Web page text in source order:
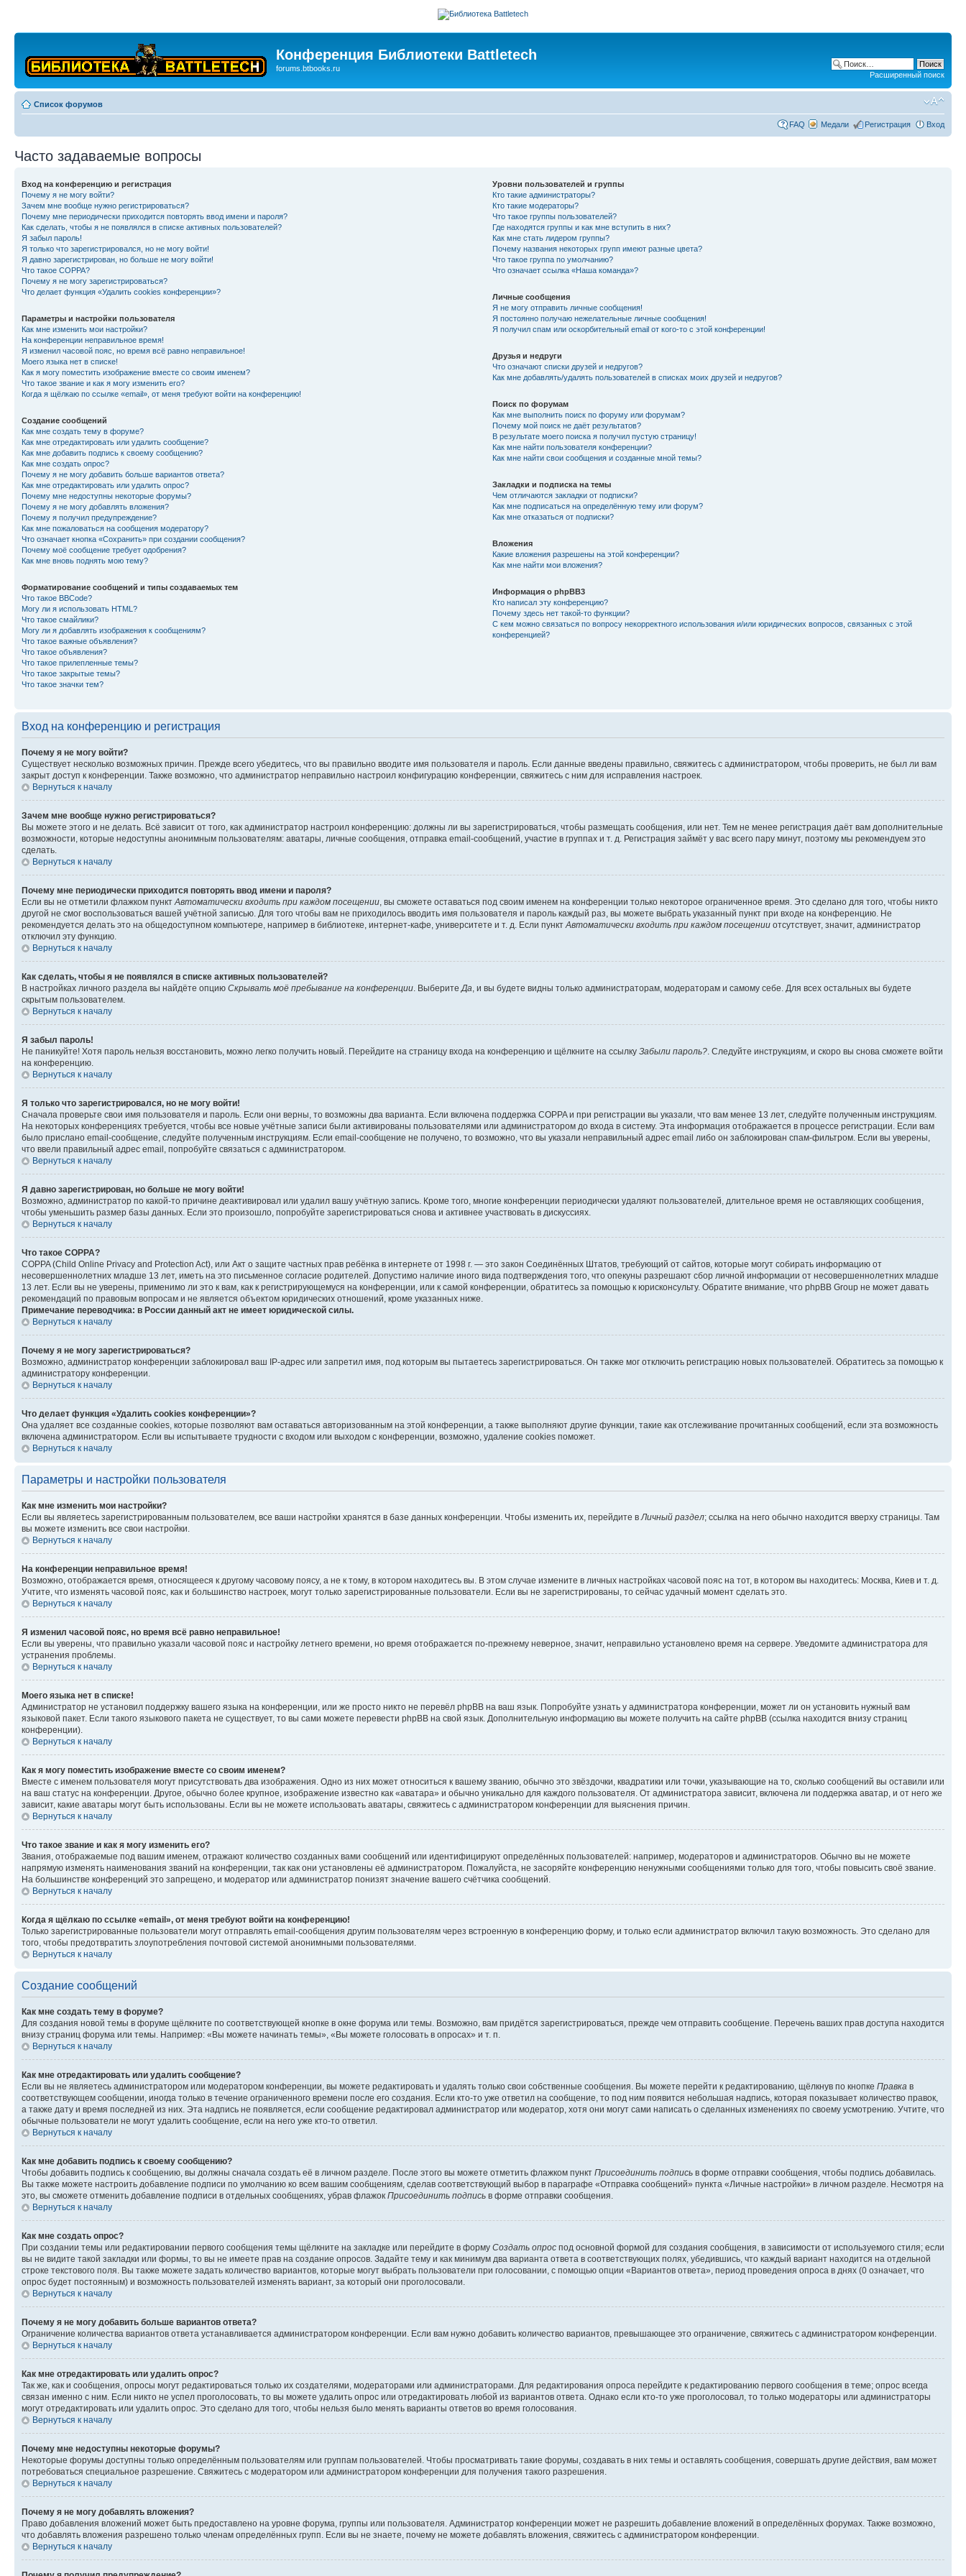
Конференция Библиотеки Battletech
forums.btbooks.ru
Расширенный поиск
Список форумов
FAQ Медали Регистрация Вход
Часто задаваемые вопросы
Вход на конференцию и регистрация
Почему я не могу войти?
Зачем мне вообще нужно регистрироваться?
Почему мне периодически приходится повторять ввод имени и пароля?
Как сделать, чтобы я не появлялся в списке активных пользователей?
Я забыл пароль!
Я только что зарегистрировался, но не могу войти!
Я давно зарегистрирован, но больше не могу войти!
Что такое COPPA?
Почему я не могу зарегистрироваться?
Что делает функция «Удалить cookies конференции»?
Параметры и настройки пользователя
Как мне изменить мои настройки?
На конференции неправильное время!
Я изменил часовой пояс, но время всё равно неправильное!
Моего языка нет в списке!
Как я могу поместить изображение вместе со своим именем?
Что такое звание и как я могу изменить его?
Когда я щёлкаю по ссылке «email», от меня требуют войти на конференцию!
Создание сообщений
Как мне создать тему в форуме?
Как мне отредактировать или удалить сообщение?
Как мне добавить подпись к своему сообщению?
Как мне создать опрос?
Почему я не могу добавить больше вариантов ответа?
Как мне отредактировать или удалить опрос?
Почему мне недоступны некоторые форумы?
Почему я не могу добавлять вложения?
Почему я получил предупреждение?
Как мне пожаловаться на сообщения модератору?
Что означает кнопка «Сохранить» при создании сообщения?
Почему моё сообщение требует одобрения?
Как мне вновь поднять мою тему?
Форматирование сообщений и типы создаваемых тем
Что такое BBCode?
Могу ли я использовать HTML?
Что такое смайлики?
Могу ли я добавлять изображения к сообщениям?
Что такое важные объявления?
Что такое объявления?
Что такое прилепленные темы?
Что такое закрытые темы?
Что такое значки тем?
Уровни пользователей и группы
Кто такие администраторы?
Кто такие модераторы?
Что такое группы пользователей?
Где находятся группы и как мне вступить в них?
Как мне стать лидером группы?
Почему названия некоторых групп имеют разные цвета?
Что такое группа по умолчанию?
Что означает ссылка «Наша команда»?
Личные сообщения
Я не могу отправить личные сообщения!
Я постоянно получаю нежелательные личные сообщения!
Я получил спам или оскорбительный email от кого-то с этой конференции!
Друзья и недруги
Что означают списки друзей и недругов?
Как мне добавлять/удалять пользователей в списках моих друзей и недругов?
Поиск по форумам
Как мне выполнить поиск по форуму или форумам?
Почему мой поиск не даёт результатов?
В результате моего поиска я получил пустую страницу!
Как мне найти пользователя конференции?
Как мне найти свои сообщения и созданные мной темы?
Закладки и подписка на темы
Чем отличаются закладки от подписки?
Как мне подписаться на определённую тему или форум?
Как мне отказаться от подписки?
Вложения
Какие вложения разрешены на этой конференции?
Как мне найти мои вложения?
Информация о phpBB3
Кто написал эту конференцию?
Почему здесь нет такой-то функции?
С кем можно связаться по вопросу некорректного использования и/или юридических вопросов, связанных с этой
конференцией?
Вход на конференцию и регистрация
Почему я не могу войти?
Существует несколько возможных причин. Прежде всего убедитесь, что вы правильно вводите имя пользователя и пароль. Если данные введены правильно, свяжитесь с администратором, чтобы проверить, не был ли вам
закрыт доступ к конференции. Также возможно, что администратор неправильно настроил конфигурацию конференции, свяжитесь с ним для исправления настроек.
Вернуться к началу
Зачем мне вообще нужно регистрироваться?
Вы можете этого и не делать. Всё зависит от того, как администратор настроил конференцию: должны ли вы зарегистрироваться, чтобы размещать сообщения, или нет. Тем не менее регистрация даёт вам дополнительные
возможности, которые недоступны анонимным пользователям: аватары, личные сообщения, отправка email-сообщений, участие в группах и т. д. Регистрация займёт у вас всего пару минут, поэтому мы рекомендуем это
сделать.
Вернуться к началу
Почему мне периодически приходится повторять ввод имени и пароля?
Если вы не отметили флажком пунктАвтоматически входить при каждом посещении, вы сможете оставаться под своим именем на конференции только некоторое ограниченное время. Это сделано для того, чтобы никто
другой не смог воспользоваться вашей учётной записью. Для того чтобы вам не приходилось вводить имя пользователя и пароль каждый раз, вы можете выбрать указанный пункт при входе на конференцию. Не
рекомендуется делать это на общедоступном компьютере, например в библиотеке, интернет-кафе, университете и т. д. Если пунктАвтоматически входить при каждом посещении отсутствует, значит, администратор
отключил эту функцию.
Вернуться к началу
Как сделать, чтобы я не появлялся в списке активных пользователей?
В настройках личного раздела вы найдёте опцию Скрывать моё пребывание на конференции. ВыберитеДа, и вы будете видны только администраторам, модераторам и самому себе. Для всех остальных вы будете
скрытым пользователем.
Вернуться к началу
Я забыл пароль!
Не паникуйте! Хотя пароль нельзя восстановить, можно легко получить новый. Перейдите на страницу входа на конференцию и щёлкните на ссылку Забыли пароль?. Следуйте инструкциям, и скоро вы снова сможете войти
на конференцию.
Вернуться к началу
Я только что зарегистрировался, но не могу войти!
Сначала проверьте свои имя пользователя и пароль. Если они верны, то возможны два варианта. Если включена поддержка COPPA и при регистрации вы указали, что вам менее 13 лет, следуйте полученным инструкциям.
На некоторых конференциях требуется, чтобы все новые учётные записи были активированы пользователями или администратором до входа в систему. Эта информация отображается в процессе регистрации. Если вам
было прислано email-сообщение, следуйте полученным инструкциям. Если email-сообщение не получено, то возможно, что вы указали неправильный адрес email либо он заблокирован спам-фильтром. Если вы уверены,
что ввели правильный адрес email, попробуйте связаться с администратором.
Вернуться к началу
Я давно зарегистрирован, но больше не могу войти!
Возможно, администратор по какой-то причине деактивировал или удалил вашу учётную запись. Кроме того, многие конференции периодически удаляют пользователей, длительное время не оставляющих сообщения,
чтобы уменьшить размер базы данных. Если это произошло, попробуйте зарегистрироваться снова и активнее участвовать в дискуссиях.
Вернуться к началу
Что такое COPPA?
COPPA (Child Online Privacy and Protection Act), или Акт о защите частных прав ребёнка в интернете от 1998 г. — это закон Соединённых Штатов, требующий от сайтов, которые могут собирать информацию от
несовершеннолетних младше 13 лет, иметь на это письменное согласие родителей. Допустимо наличие иного вида подтверждения того, что опекуны разрешают сбор личной информации от несовершеннолетних младше
13 лет. Если вы не уверены, применимо ли это к вам, как к регистрирующемуся на конференции, или к самой конференции, обратитесь за помощью к юрисконсульту. Обратите внимание, что phpBB Group не может давать
рекомендаций по правовым вопросам и не является объектом юридических отношений, кроме указанных ниже.
Примечание переводчика: в России данный акт не имеет юридической силы.
Вернуться к началу
Почему я не могу зарегистрироваться?
Возможно, администратор конференции заблокировал ваш IP-адрес или запретил имя, под которым вы пытаетесь зарегистрироваться. Он также мог отключить регистрацию новых пользователей. Обратитесь за помощью к
администратору конференции.
Вернуться к началу
Что делает функция «Удалить cookies конференции»?
Она удаляет все созданные cookies, которые позволяют вам оставаться авторизованным на этой конференции, а также выполняют другие функции, такие как отслеживание прочитанных сообщений, если эта возможность
включена администратором. Если вы испытываете трудности с входом или выходом с конференции, возможно, удаление cookies поможет.
Вернуться к началу
Параметры и настройки пользователя
Как мне изменить мои настройки?
Если вы являетесь зарегистрированным пользователем, все ваши настройки хранятся в базе данных конференции. Чтобы изменить их, перейдите вЛичный раздел; ссылка на него обычно находится вверху страницы. Там
вы можете изменить все свои настройки.
Вернуться к началу
На конференции неправильное время!
Возможно, отображается время, относящееся к другому часовому поясу, а не к тому, в котором находитесь вы. В этом случае измените в личных настройках часовой пояс на тот, в котором вы находитесь: Москва, Киев и т. д.
Учтите, что изменять часовой пояс, как и большинство настроек, могут только зарегистрированные пользователи. Если вы не зарегистрированы, то сейчас удачный момент сделать это.
Вернуться к началу
Я изменил часовой пояс, но время всё равно неправильное!
Если вы уверены, что правильно указали часовой пояс и настройку летнего времени, но время отображается по-прежнему неверное, значит, неправильно установлено время на сервере. Уведомите администратора для
устранения проблемы.
Вернуться к началу
Моего языка нет в списке!
Администратор не установил поддержку вашего языка на конференции, или же просто никто не перевёл phpBB на ваш язык. Попробуйте узнать у администратора конференции, может ли он установить нужный вам
языковой пакет. Если такого языкового пакета не существует, то вы сами можете перевести phpBB на свой язык. Дополнительную информацию вы можете получить на сайте phpBB (ссылка находится внизу страниц
конференции).
Вернуться к началу
Как я могу поместить изображение вместе со своим именем?
Вместе с именем пользователя могут присутствовать два изображения. Одно из них может относиться к вашему званию, обычно это звёздочки, квадратики или точки, указывающие на то, сколько сообщений вы оставили или
на ваш статус на конференции. Другое, обычно более крупное, изображение известно как «аватара» и обычно уникально для каждого пользователя. От администратора зависит, включена ли поддержка аватар, и от него же
зависит, какие аватары могут быть использованы. Если вы не можете использовать аватары, свяжитесь с администратором конференции для выяснения причин.
Вернуться к началу
Что такое звание и как я могу изменить его?
Звания, отображаемые под вашим именем, отражают количество созданных вами сообщений или идентифицируют определённых пользователей: например, модераторов и администраторов. Обычно вы не можете
напрямую изменять наименования званий на конференции, так как они установлены её администратором. Пожалуйста, не засоряйте конференцию ненужными сообщениями только для того, чтобы повысить своё звание.
На большинстве конференций это запрещено, и модератор или администратор понизят значение вашего счётчика сообщений.
Вернуться к началу
Когда я щёлкаю по ссылке «email», от меня требуют войти на конференцию!
Только зарегистрированные пользователи могут отправлять email-сообщения другим пользователям через встроенную в конференцию форму, и только если администратор включил такую возможность. Это сделано для
того, чтобы предотвратить злоупотребления почтовой системой анонимными пользователями.
Вернуться к началу
Создание сообщений
Как мне создать тему в форуме?
Для создания новой темы в форуме щёлкните по соответствующей кнопке в окне форума или темы. Возможно, вам придётся зарегистрироваться, прежде чем отправить сообщение. Перечень ваших прав доступа находится
внизу страниц форума или темы. Например: «Вы можете начинать темы», «Вы можете голосовать в опросах» и т. п.
Вернуться к началу
Как мне отредактировать или удалить сообщение?
Если вы не являетесь администратором или модератором конференции, вы можете редактировать и удалять только свои собственные сообщения. Вы можете перейти к редактированию, щёлкнув по кнопке Правка в
соответствующем сообщении, иногда только в течение ограниченного времени после его создания. Если кто-то уже ответил на сообщение, то под ним появится небольшая надпись, которая показывает количество правок,
а также дату и время последней из них. Эта надпись не появляется, если сообщение редактировал администратор или модератор, хотя они могут сами написать о сделанных изменениях по своему усмотрению. Учтите, что
обычные пользователи не могут удалить сообщение, если на него уже кто-то ответил.
Вернуться к началу
Как мне добавить подпись к своему сообщению?
Чтобы добавить подпись к сообщению, вы должны сначала создать её в личном разделе. После этого вы можете отметить флажком пункт Присоединить подпись в форме отправки сообщения, чтобы подпись добавилась.
Вы также можете настроить добавление подписи по умолчанию ко всем вашим сообщениям, сделав соответствующий выбор в параграфе «Отправка сообщений» пункта «Личные настройки» в личном разделе. Несмотря на
это, вы сможете отменить добавление подписи в отдельных сообщениях, убрав флажок Присоединить подпись в форме отправки сообщения.
Вернуться к началу
Как мне создать опрос?
При создании темы или редактировании первого сообщения темы щёлкните на закладке или перейдите в форму Создать опрос под основной формой для создания сообщения, в зависимости от используемого стиля; если
вы не видите такой закладки или формы, то вы не имеете прав на создание опросов. Задайте тему и как минимум два варианта ответа в соответствующих полях, убедившись, что каждый вариант находится на отдельной
строке текстового поля. Вы также можете задать количество вариантов, которые могут выбрать пользователи при голосовании, с помощью опции «Вариантов ответа», период проведения опроса в днях (0 означает, что
опрос будет постоянным) и возможность пользователей изменять вариант, за который они проголосовали.
Вернуться к началу
Почему я не могу добавить больше вариантов ответа?
Ограничение количества вариантов ответа устанавливается администратором конференции. Если вам нужно добавить количество вариантов, превышающее это ограничение, свяжитесь с администратором конференции.
Вернуться к началу
Как мне отредактировать или удалить опрос?
Так же, как и сообщения, опросы могут редактироваться только их создателями, модераторами или администраторами. Для редактирования опроса перейдите к редактированию первого сообщения в теме; опрос всегда
связан именно с ним. Если никто не успел проголосовать, то вы можете удалить опрос или отредактировать любой из вариантов ответа. Однако если кто-то уже проголосовал, то только модераторы или администраторы
могут отредактировать или удалить опрос. Это сделано для того, чтобы нельзя было менять варианты ответов во время голосования.
Вернуться к началу
Почему мне недоступны некоторые форумы?
Некоторые форумы доступны только определённым пользователям или группам пользователей. Чтобы просматривать такие форумы, создавать в них темы и оставлять сообщения, совершать другие действия, вам может
потребоваться специальное разрешение. Свяжитесь с модератором или администратором конференции для получения такого разрешения.
Вернуться к началу
Почему я не могу добавлять вложения?
Право добавления вложений может быть предоставлено на уровне форума, группы или пользователя. Администратор конференции может не разрешить добавление вложений в определённых форумах. Также возможно,
что добавлять вложения разрешено только членам определённых групп. Если вы не знаете, почему не можете добавлять вложения, свяжитесь с администратором конференции.
Вернуться к началу